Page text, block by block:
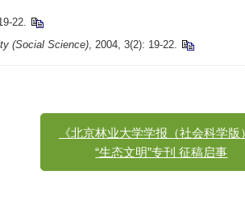
22.
(Social Science), 2004, 3(2): 19-22.
《北京林业大学学报（社会科学版）》
“生态文明”专刊 征稿启事